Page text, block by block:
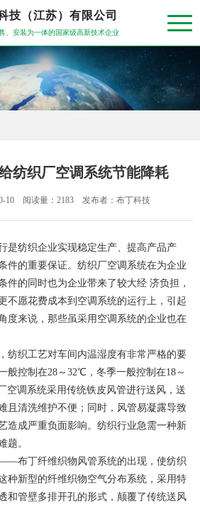
技（江苏）有限公司
、安装为一体的国家级高新技术企业
纺织厂空调系统节能降耗
10 阅读量：2183 发布者：布丁科技
是纺织企业实现稳定生产、提高产品产
件的重要保证。纺织厂空调系统在为企业
件的同时也为企业带来了较大经 济负担，
不愿花费成本到空调系统的运行上，引起
度来说，那些虽采用空调系统的企业也在
纺织工艺对车间内温湿度有非常严格的要
般控制在28～32℃，冬季一般控制在18～
空调系统采用传统铁皮风管进行送风，送
且清洗维护不便；同时，风管易凝露导致
造成严重负面影响。纺织行业急需一种新
题。
布丁纤维织物风管系统的出现，使纺织
种新型的纤维织物空气分布系统，采用特
和管壁多排开孔的形式，颠覆了传统送风